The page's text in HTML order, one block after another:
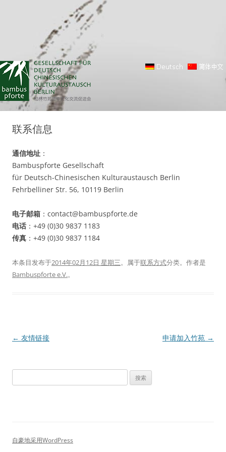
联系信息
通信地址 ：
Bambuspforte Gesellschaft
für Deutsch-Chinesischen Kulturaustausch Berlin
Fehrbelliner Str. 56, 10119 Berlin
电子邮箱 ：contact@bambuspforte.de
电话 ：+49 (0)30 9837 1183
传真 ：+49 (0)30 9837 1184
本条目发布于2014年02月12日 星期三。属于联系方式分类。 作者是
Bambuspforte e.V.。
文
← 友情链接 申请加入竹苑 →
索：
自豪地采用WordPress